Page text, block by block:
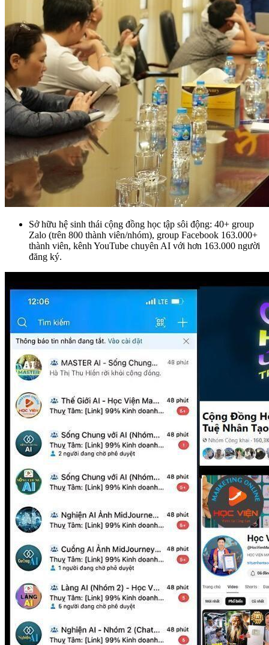
Sở hữu hệ sinh thái cộng đồng học tập sôi động: 40+ group
Zalo (trên 800 thành viên/nhóm), group Facebook 163.000+
thành viên, kênh YouTube chuyên AI với hơn 163.000 người
đăng ký.